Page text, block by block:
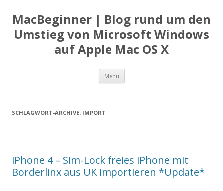
MacBeginner | Blog rund um den
Umstieg von Microsoft Windows
auf Apple Mac OS X
Menü Zum
springen
SCHLAGWORT-ARCHIVE: IMPORT
iPhone 4 – Sim-Lock freies iPhone mit
Borderlinx aus UK importieren *Update*